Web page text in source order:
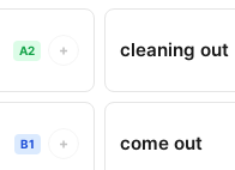
A2 + cleaning out
B1 + come out